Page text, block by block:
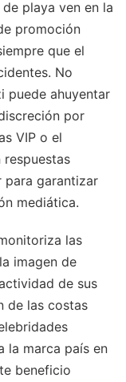
playa ven en la
promoción
que el
No
puede ahuyentar
por
VIP o el
para garantizar
mediática.
las
imagen de
de sus
de las costas
la marca país en
beneficio